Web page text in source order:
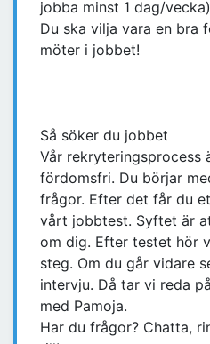
jobba minst 1 dag/
Du ska vilja vara en bra
möter i jobbet!
Så söker du jobbet
Vår rekryteringsprocess
fördomsfri. Du börjar
frågor. Efter det får du
vårt jobbtest. Syftet är
om dig. Efter testet hör
steg. Om du går vidare
intervju. Då tar vi reda
med Pamoja.
Har du frågor? Chatta,